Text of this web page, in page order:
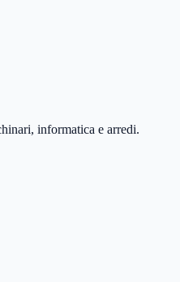
informatica e arredi.